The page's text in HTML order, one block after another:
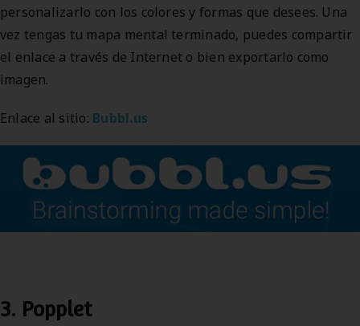
personalizarlo con los colores y formas que desees. Una
vez tengas tu mapa mental terminado, puedes compartir
el enlace a través de Internet o bien exportarlo como
imagen.
Enlace al sitio: Bubbl.us
3. Popplet